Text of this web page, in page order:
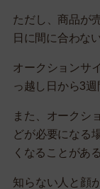
ただし、商品が
日に間に合わな
オークションサ
っ越し日から3週
また、オークシ
どが必要になる
くなることがあ
知らない人と顔